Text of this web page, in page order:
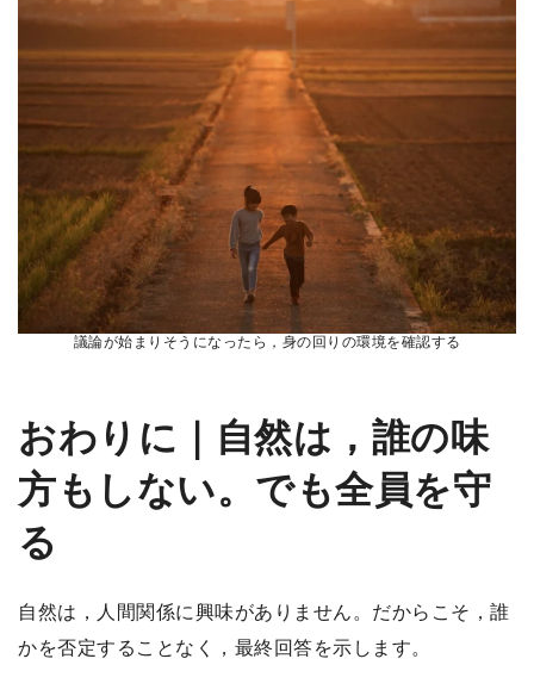
議論が始まりそうになったら，身の回りの環境を確認する
おわりに｜自然は，誰の味
方もしない。でも全員を守
る
自然は，人間関係に興味がありません。だからこそ，誰
かを否定することなく，最終回答を示します。